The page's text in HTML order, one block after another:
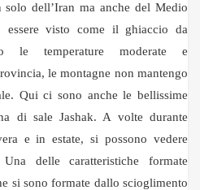
solo dell’Iran ma anche del Medio
visto come il ghiaccio da
le temperature moderate e
le montagne non mantengo
Qui ci sono anche le bellissime
di sale Jashak. A volte durante
e in estate, si possono vedere
delle caratteristiche formate
si sono formate dallo scioglimento